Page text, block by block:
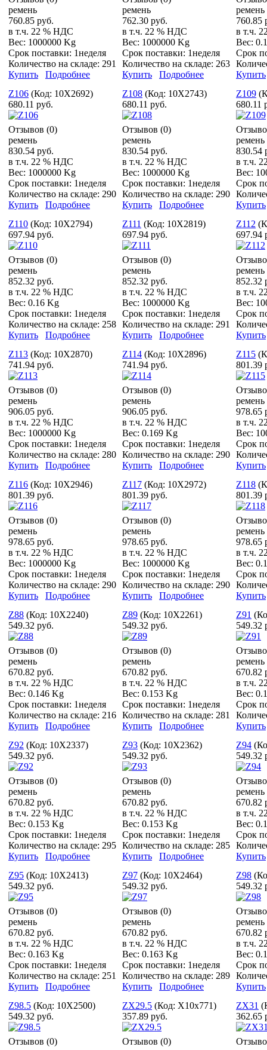
ремень
760.85 руб.
в т.ч. 22 % НДС
Вес: 1000000 Kg
Срок поставки: 1неделя
Количество на складе: 291
Купить
Подробнее
ремень
762.30 руб.
в т.ч. 22 % НДС
Вес: 1000000 Kg
Срок поставки: 1неделя
Количество на складе: 263
Купить
Подробнее
ремень
760.85
в т.ч.
Вес:
Срок
Купить
Z106 (Код: 10X2692)
680.11 руб.
Отзывов (0)
ремень
830.54 руб.
в т.ч. 22 % НДС
Вес: 1000000 Kg
Срок поставки: 1неделя
Количество на складе: 290
Купить
Подробнее
Z108 (Код: 10X2743)
680.11 руб.
Отзывов (0)
ремень
830.54 руб.
в т.ч. 22 % НДС
Вес: 1000000 Kg
Срок поставки: 1неделя
Количество на складе: 290
Купить
Подробнее
Z109
680.11
ремень
830.54
в т.ч.
Вес:
Срок
Купить
Z110 (Код: 10X2794)
697.94 руб.
Отзывов (0)
ремень
852.32 руб.
в т.ч. 22 % НДС
Вес: 0.16 Kg
Срок поставки: 1неделя
Количество на складе: 258
Купить
Подробнее
Z111 (Код: 10X2819)
697.94 руб.
Отзывов (0)
ремень
852.32 руб.
в т.ч. 22 % НДС
Вес: 1000000 Kg
Срок поставки: 1неделя
Количество на складе: 291
Купить
Подробнее
Z112
697.94
ремень
852.32
в т.ч.
Вес:
Срок
Купить
Z113 (Код: 10X2870)
741.94 руб.
Отзывов (0)
ремень
906.05 руб.
в т.ч. 22 % НДС
Вес: 1000000 Kg
Срок поставки: 1неделя
Количество на складе: 280
Купить
Подробнее
Z114 (Код: 10X2896)
741.94 руб.
Отзывов (0)
ремень
906.05 руб.
в т.ч. 22 % НДС
Вес: 0.169 Kg
Срок поставки: 1неделя
Количество на складе: 290
Купить
Подробнее
Z115
801.39
ремень
978.65
в т.ч.
Вес:
Срок
Купить
Z116 (Код: 10X2946)
801.39 руб.
Отзывов (0)
ремень
978.65 руб.
в т.ч. 22 % НДС
Вес: 1000000 Kg
Срок поставки: 1неделя
Количество на складе: 290
Купить
Подробнее
Z117 (Код: 10X2972)
801.39 руб.
Отзывов (0)
ремень
978.65 руб.
в т.ч. 22 % НДС
Вес: 1000000 Kg
Срок поставки: 1неделя
Количество на складе: 290
Купить
Подробнее
Z118
801.39
ремень
978.65
в т.ч.
Вес:
Срок
Купить
Z88 (Код: 10X2240)
549.32 руб.
Отзывов (0)
ремень
670.82 руб.
в т.ч. 22 % НДС
Вес: 0.146 Kg
Срок поставки: 1неделя
Количество на складе: 216
Купить
Подробнее
Z89 (Код: 10X2261)
549.32 руб.
Отзывов (0)
ремень
670.82 руб.
в т.ч. 22 % НДС
Вес: 0.153 Kg
Срок поставки: 1неделя
Количество на складе: 281
Купить
Подробнее
Z91
549.32
ремень
670.82
в т.ч.
Вес:
Срок
Купить
Z92 (Код: 10X2337)
549.32 руб.
Отзывов (0)
ремень
670.82 руб.
в т.ч. 22 % НДС
Вес: 0.153 Kg
Срок поставки: 1неделя
Количество на складе: 295
Купить
Подробнее
Z93 (Код: 10X2362)
549.32 руб.
Отзывов (0)
ремень
670.82 руб.
в т.ч. 22 % НДС
Вес: 0.153 Kg
Срок поставки: 1неделя
Количество на складе: 285
Купить
Подробнее
Z94
549.32
ремень
670.82
в т.ч.
Вес:
Срок
Купить
Z95 (Код: 10X2413)
549.32 руб.
Отзывов (0)
ремень
670.82 руб.
в т.ч. 22 % НДС
Вес: 0.163 Kg
Срок поставки: 1неделя
Количество на складе: 251
Купить
Подробнее
Z97 (Код: 10X2464)
549.32 руб.
Отзывов (0)
ремень
670.82 руб.
в т.ч. 22 % НДС
Вес: 0.163 Kg
Срок поставки: 1неделя
Количество на складе: 289
Купить
Подробнее
Z98
549.32
ремень
670.82
в т.ч.
Вес:
Срок
Купить
Z98.5 (Код: 10X2500)
549.32 руб.
Отзывов (0)
ZX29.5 (Код: X10x771)
357.89 руб.
Отзывов (0)
ZX31
362.65